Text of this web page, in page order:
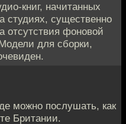
книг, начитанных
студиях, существенно
отсутствия фоновой
для сборки,
можно послушать, как
Британии.